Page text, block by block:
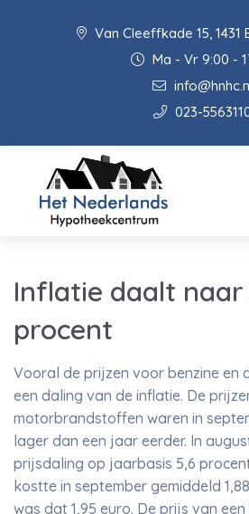
Van Cleeffkade 15, 1431
Ma - Vr 9:00 -
023-
Inflatie daalt naar
procent
Vooral de prijzen voor benzine en
een daling van de inflatie. De
motorbrandstoffen waren in
lager dan een jaar eerder. In
prijsdaling op jaarbasis 5,6
kostte in september gemiddeld
was dat 1,95 euro. De prijs van